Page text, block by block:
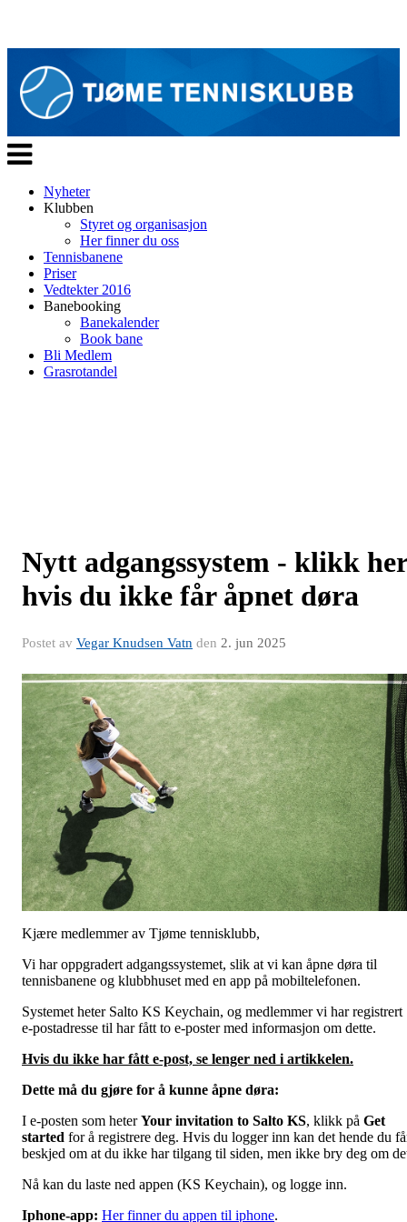
Veksle
navigasjon
Nyheter
Klubben
Styret og organisasjon
Her finner du oss
Tennisbanene
Priser
Vedtekter 2016
Banebooking
Banekalender
Book bane
Bli Medlem
Grasrotandel
Nytt adgangssystem - klikk her
hvis du ikke får åpnet døra
Postet av Vegar Knudsen Vatn den 2. jun 2025
Kjære medlemmer av Tjøme tennisklubb,
Vi har oppgradert adgangssystemet, slik at vi kan åpne døra til
tennisbanene og klubbhuset med en app på mobiltelefonen.
Systemet heter Salto KS Keychain, og medlemmer vi har registrert
e-postadresse til har fått to e-poster med informasjon om dette.
Hvis du ikke har fått e-post, se lenger ned i artikkelen.
Dette må du gjøre for å kunne åpne døra:
I e-posten som heterYour invitation to Salto KS, klikk på Get
started for å registrere deg. Hvis du logger inn kan det hende du
beskjed om at du ikke har tilgang til siden, men ikke bry deg om
Nå kan du laste ned appen (KS Keychain), og logge inn.
Iphone-app: Her finner du appen til iphone.